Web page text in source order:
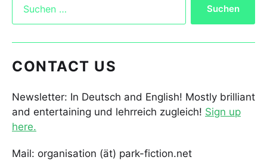
CONTACT US
Newsletter: In Deutsch and English! Mostly brilliant
and entertaining und lehrreich zugleich! Sign up
here.
Mail: organisation (ät) park-fiction.net